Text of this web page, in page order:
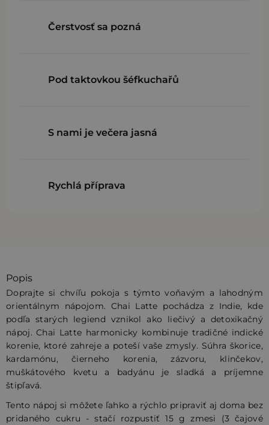
Čerstvosť sa pozná
Pod taktovkou šéfkuchařů
S nami je večera jasná
Rychlá příprava
Popis
Doprajte si chvíľu pokoja s týmto voňavým a lahodným
orientálnym nápojom. Chai Latte pochádza z Indie, kde
podľa starých legiend vznikol ako liečivý a detoxikačný
nápoj. Chai Latte harmonicky kombinuje tradičné indické
korenie, ktoré zahreje a poteší vaše zmysly. Súhra škorice,
kardamónu, čierneho korenia, zázvoru, klinčekov,
muškátového kvetu a badyánu je sladká a príjemne
štipľavá.
Tento nápoj si môžete ľahko a rýchlo pripraviť aj doma bez
pridaného cukru - stačí rozpustiť 15 g zmesi (3 čajové